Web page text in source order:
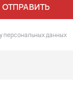
ОТПРАВИТЬ
персональных данных